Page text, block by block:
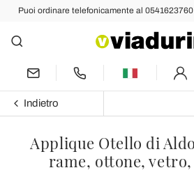
Puoi ordinare telefonicamente al
Indietro
Applique Otello di
rame, ottone,